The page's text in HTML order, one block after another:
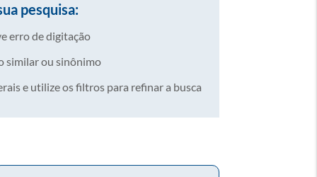
pesquisa:
erro de digitação
similar ou sinônimo
e utilize os filtros para refinar a busca